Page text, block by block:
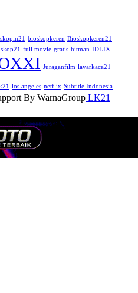
bioskopkeren Bioskopkeren21
full movie gratis hitman IDLIX
Juraganfilm layarkaca21
los angeles netflix Subtitle Indonesia
By WarnaGroup LK21